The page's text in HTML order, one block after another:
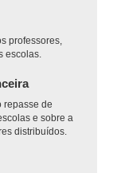
professores,
escolas.
repasse de
e sobre a
distribuídos.